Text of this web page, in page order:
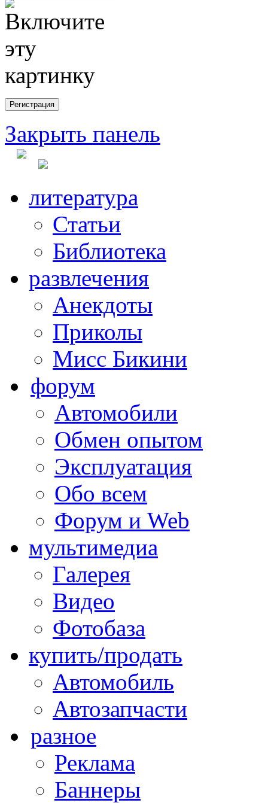
Закрыть панель
литература
Статьи
Библиотека
развлечения
Анекдоты
Приколы
Мисс Бикини
форум
Автомобили
Обмен опытом
Эксплуатация
Обо всем
Форум и Web
мультимедиа
Галерея
Видео
Фотобаза
купить/продать
Автомобиль
Автозапчасти
разное
Реклама
Баннеры